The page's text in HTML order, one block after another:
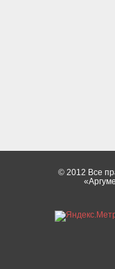
© 2012 Все